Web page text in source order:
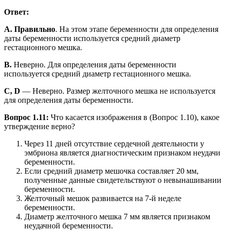
Ответ:
A. Правильно. На этом этапе беременности для определения
даты беременности используется средний диаметр
гестационного мешка.
B. Неверно. Для определения даты беременности
используется средний диаметр гестационного мешка.
C, D — Неверно. Размер желточного мешка не используется
для определения даты беременности.
Вопрос 1.11: Что касается изображения в (Вопрос 1.10), какое
утверждение верно?
Через 11 дней отсутствие сердечной деятельности у
эмбриона является диагностическим признаком неудачи
беременности.
Если средний диаметр мешочка составляет 20 мм,
полученные данные свидетельствуют о невынашивании
беременности.
Желточный мешок развивается на 7-й неделе
беременности.
Диаметр желточного мешка 7 мм является признаком
неудачной беременности.